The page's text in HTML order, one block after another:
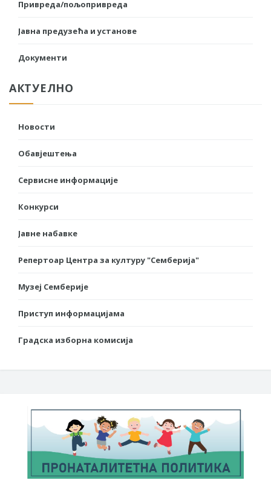
Привреда/пољопривреда
Јавна предузећа и установе
Документи
АКТУЕЛНО
Новости
Обавјештења
Сервисне информације
Конкурси
Јавне набавке
Репертоар Центра за културу "Семберија"
Музеј Семберије
Приступ информацијама
Градска изборна комисија